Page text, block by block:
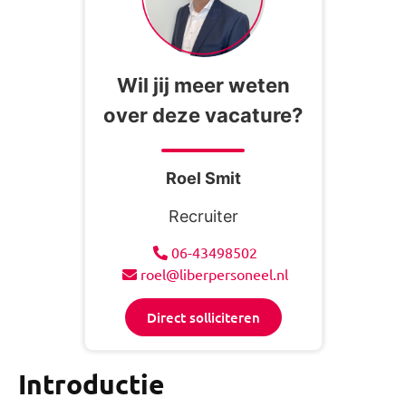
Introductie
Wil jij meer weten
over deze vacature?
Roel Smit
Recruiter
06-43498502
roel@liberpersoneel.nl
Direct solliciteren